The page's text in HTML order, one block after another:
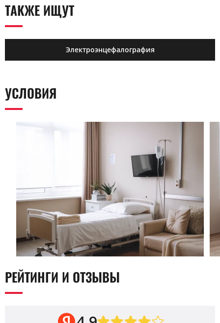
ТАКЖЕ ИЩУТ
Электроэнцефалография
УСЛОВИЯ
РЕЙТИНГИ И ОТЗЫВЫ